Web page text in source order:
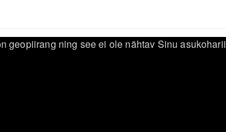
geopiirang ning see ei ole nähtav Sinu